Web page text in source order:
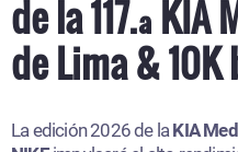
de la 117.ª
de Lima & 10K
La edición 2026 de la KIA